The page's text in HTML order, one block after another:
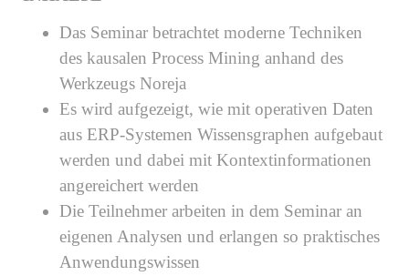
Das Seminar betrachtet moderne Techniken
des kausalen Process Mining anhand des
Werkzeugs Noreja
Es wird aufgezeigt, wie mit operativen Daten
aus ERP-Systemen Wissensgraphen aufgebaut
werden und dabei mit Kontextinformationen
angereichert werden
Die Teilnehmer arbeiten in dem Seminar an
eigenen Analysen und erlangen so praktisches
Anwendungswissen